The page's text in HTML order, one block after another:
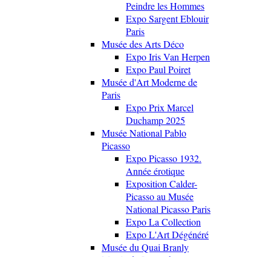
Peindre les Hommes
Expo Sargent Eblouir
Paris
Musée des Arts Déco
Expo Iris Van Herpen
Expo Paul Poiret
Musée d'Art Moderne de
Paris
Expo Prix Marcel
Duchamp 2025
Musée National Pablo
Picasso
Expo Picasso 1932.
Année érotique
Exposition Calder-
Picasso au Musée
National Picasso Paris
Expo La Collection
Expo L'Art Dégénéré
Musée du Quai Branly